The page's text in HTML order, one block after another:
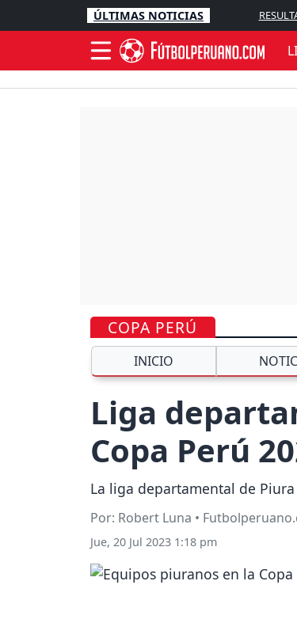
ÚLTIMAS NOTICIAS
COPA PERÚ
INICIO
Liga
Copa Perú
La liga departamental de
Por: Robert Luna •
Jue, 20 Jul 2023 1:18 pm